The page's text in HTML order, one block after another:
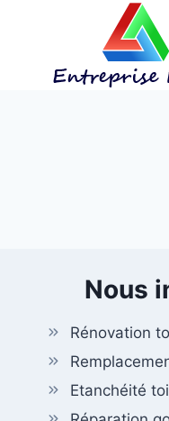
Nous
Rénovation
Etanchéité